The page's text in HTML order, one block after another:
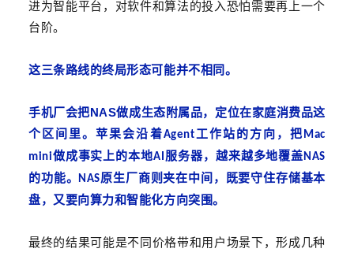
进为智能平台，对软件和算法的投入恐怕需要再上一个
台阶。
这三条路线的终局形态可能并不相同。
手机厂会把NAS做成生态附属品，定位在家庭消费品这
个区间里。苹果会沿着Agent 工作站的方向，把 Mac
mini做成事实上的本地AI 服务器，越来越多地覆盖 NAS
的功能。 NAS原生厂商则夹在中间，既要守住存储基本
盘，又要向算力和智能化方向突围。
最终的结果可能是不同价格带和用户场景下，形成几种